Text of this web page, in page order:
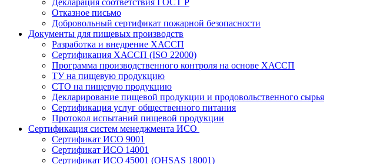
Декларация соответствия ГОСТ Р
Отказное письмо
Добровольный сертификат пожарной безопасности
Документы для пищевых производств
Разработка и внедрение ХАССП
Сертификация ХАССП (ISO 22000)
Программа производственного контроля на основе ХАССП
ТУ на пищевую продукцию
СТО на пищевую продукцию
Декларирование пищевой продукции и продовольственного сырья
Сертификация услуг общественного питания
Протокол испытаний пищевой продукции
Сертификация систем менеджмента ИСО
Сертификат ИСО 9001
Сертификат ИСО 14001
Сертификат ИСО 45001 (OHSAS 18001)